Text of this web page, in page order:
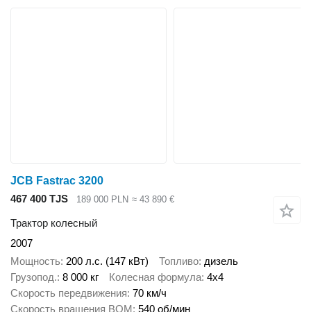
JCB Fastrac 3200
467 400 TJS
189 000 PLN ≈ 43 890 €
Трактор колесный
2007
Мощность 200 л.с. (147 кВт) Топливо дизель
Грузопод. 8 000 кг Колесная формула 4x4
Скорость передвижения 70 км/ч
Скорость вращения ВОМ 540 об/мин